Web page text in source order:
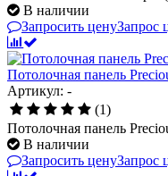
В наличии
Запросить ценуЗапрос
Потолочная панель
Артикул: -
(1)
Потолочная панель
В наличии
Запросить ценуЗапрос